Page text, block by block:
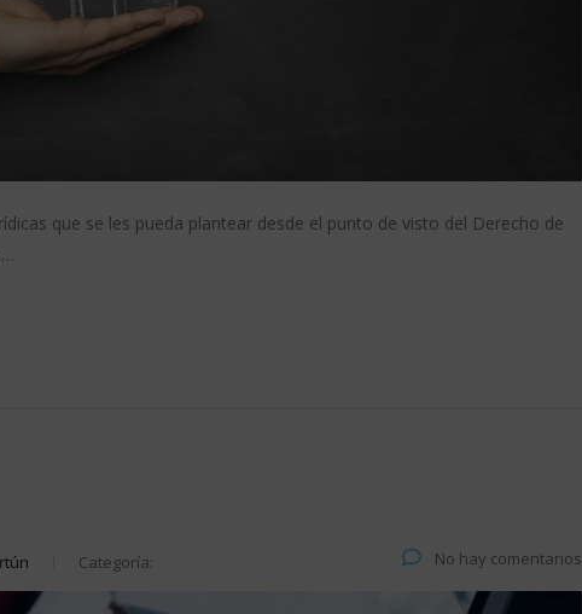
que se les pueda plantear desde el punto de visto del Derecho de
Categoría: No hay comentarios